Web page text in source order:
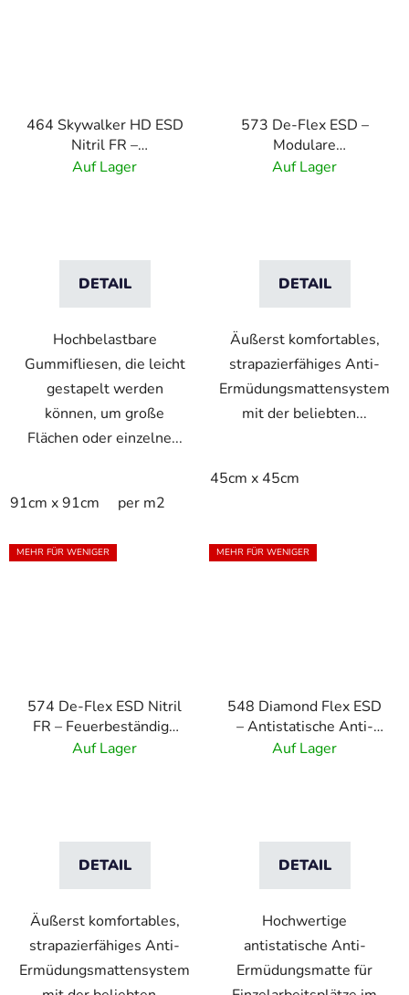
464 Skywalker HD ESD
Nitril FR –
Flammhemmende
Auf Lager
DETAIL
Hochbelastbare
Gummifliesen, die leicht
gestapelt werden
können, um große
Flächen oder einzelne...
91cm x 91cm per m2
573 De-Flex ESD –
Modulare
Antistatikmatte mit
Auf Lager
DETAIL
Äußerst komfortables,
strapazierfähiges Anti-
Ermüdungsmattensystem
mit der beliebten...
45cm x 45cm
MEHR FÜR WENIGER
574 De-Flex ESD Nitril
FR – Feuerbeständige
antistatische
Auf Lager
DETAIL
Äußerst komfortables,
strapazierfähiges Anti-
Ermüdungsmattensystem
MEHR FÜR WENIGER
548 Diamond Flex ESD
– Antistatische Anti-
Ermüdungsmatte mit
Auf Lager
DETAIL
Hochwertige
antistatische Anti-
Ermüdungsmatte für